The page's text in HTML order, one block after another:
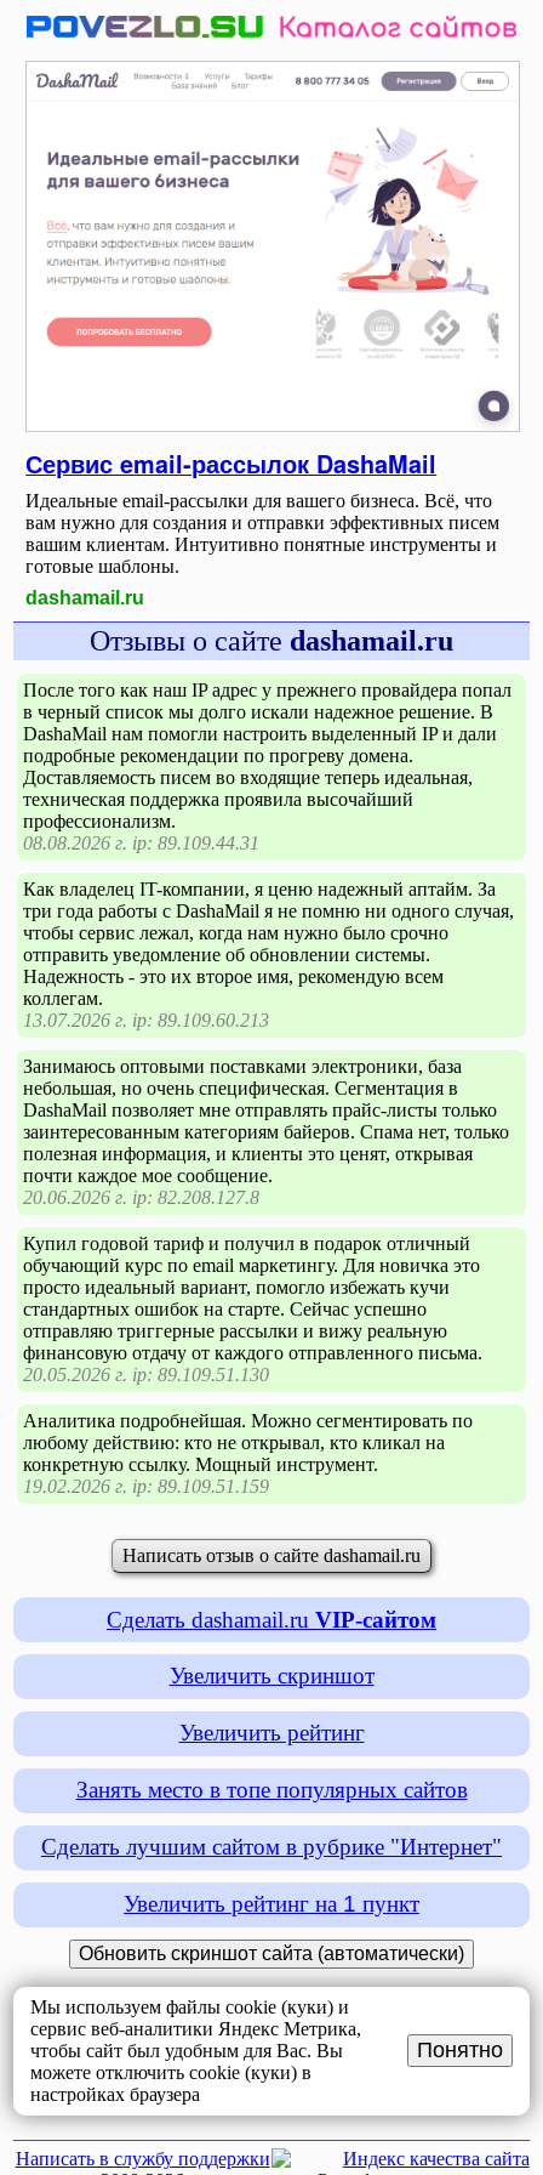
Сервис email-рассылок DashaMail
Идеальные email-рассылки для вашего бизнеса. Всё, что
вам нужно для создания и отправки эффективных писем
вашим клиентам. Интуитивно понятные инструменты и
готовые шаблоны.
dashamail.ru
Отзывы о сайте dashamail.ru
После того как наш IP адрес у прежнего провайдера попал
в черный список мы долго искали надежное решение. В
DashaMail нам помогли настроить выделенный IP и дали
подробные рекомендации по прогреву домена.
Доставляемость писем во входящие теперь идеальная,
техническая поддержка проявила высочайший
профессионализм.
08.08.2026 г. ip: 89.109.44.31
Как владелец IT-компании, я ценю надежный аптайм. За
три года работы с DashaMail я не помню ни одного случая,
чтобы сервис лежал, когда нам нужно было срочно
отправить уведомление об обновлении системы.
Надежность - это их второе имя, рекомендую всем
коллегам.
13.07.2026 г. ip: 89.109.60.213
Занимаюсь оптовыми поставками электроники, база
небольшая, но очень специфическая. Сегментация в
DashaMail позволяет мне отправлять прайс-листы только
заинтересованным категориям байеров. Спама нет, только
полезная информация, и клиенты это ценят, открывая
почти каждое мое сообщение.
20.06.2026 г. ip: 82.208.127.8
Купил годовой тариф и получил в подарок отличный
обучающий курс по email маркетингу. Для новичка это
просто идеальный вариант, помогло избежать кучи
стандартных ошибок на старте. Сейчас успешно
отправляю триггерные рассылки и вижу реальную
финансовую отдачу от каждого отправленного письма.
20.05.2026 г. ip: 89.109.51.130
Аналитика подробнейшая. Можно сегментировать по
любому действию: кто не открывал, кто кликал на
конкретную ссылку. Мощный инструмент.
19.02.2026 г. ip: 89.109.51.159
Написать отзыв о сайте dashamail.ru
Сделать dashamail.ru VIP-сайтом
Увеличить скриншот
Увеличить рейтинг
Занять место в топе популярных сайтов
Сделать лучшим сайтом в рубрике "Интернет"
Увеличить рейтинг на 1 пункт
Мы используем файлы cookie (куки) и
сервис веб-аналитики Яндекс Метрика,
чтобы сайт был удобным для Вас. Вы
можете отключить cookie (куки) в
настройках браузера
Понятно
Написать в службу поддержки